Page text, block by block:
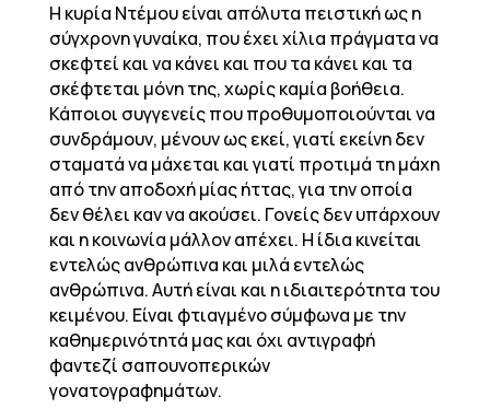
Η κυρία Ντέμου είναι απόλυτα πειστική ως η
σύγχρονη γυναίκα, που έχει χίλια πράγματα να
σκεφτεί και να κάνει και που τα κάνει και τα
σκέφτεται μόνη της, χωρίς καμία βοήθεια.
Κάποιοι συγγενείς που προθυμοποιούνται να
συνδράμουν, μένουν ως εκεί, γιατί εκείνη δεν
σταματά να μάχεται και γιατί προτιμά τη μάχη
από την αποδοχή μίας ήττας, για την οποία
δεν θέλει καν να ακούσει. Γονείς δεν υπάρχουν
και η κοινωνία μάλλον απέχει. Η ίδια κινείται
εντελώς ανθρώπινα και μιλά εντελώς
ανθρώπινα. Αυτή είναι και η ιδιαιτερότητα του
κειμένου. Είναι φτιαγμένο σύμφωνα με την
καθημερινότητά μας και όχι αντιγραφή
φαντεζί σαπουνοπερικών
γονατογραφημάτων.